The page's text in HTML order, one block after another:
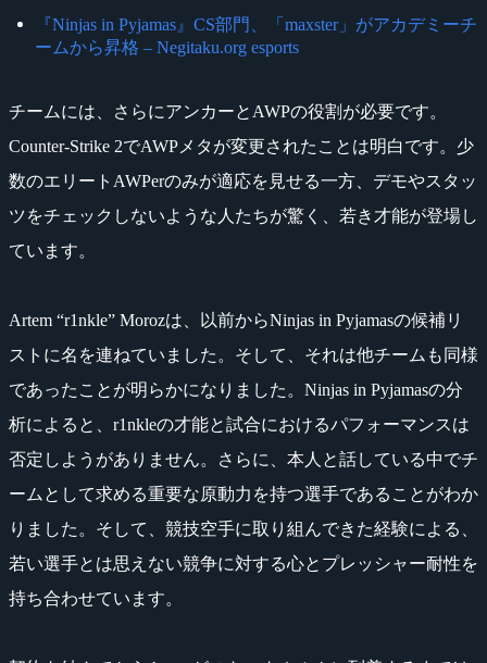
『Ninjas in Pyjamas』CS部門、「maxster」がアカデミーチ
ームから昇格 – Negitaku.org esports
チームには、さらにアンカーとAWPの役割が必要です。
Counter-Strike 2でAWPメタが変更されたことは明白です。少
数のエリートAWPerのみが適応を見せる一方、デモやスタッ
ツをチェックしないような人たちが驚く、若き才能が登場し
ています。
Artem “r1nkle” Morozは、以前からNinjas in Pyjamasの候補リ
ストに名を連ねていました。そして、それは他チームも同様
であったことが明らかになりました。Ninjas in Pyjamasの分
析によると、r1nkleの才能と試合におけるパフォーマンスは
否定しようがありません。さらに、本人と話している中でチ
ームとして求める重要な原動力を持つ選手であることがわか
りました。そして、競技空手に取り組んできた経験による、
若い選手とは思えない競争に対する心とプレッシャー耐性を
持ち合わせています。